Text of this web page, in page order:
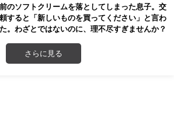
のソフトクリームを落としてしまった息子。交
すると「新しいものを買ってください」と言わ
。わざとではないのに、理不尽すぎませんか？
さらに見る